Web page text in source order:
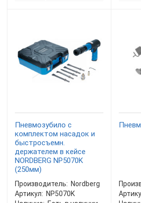
Пневмозубило с
комплектом насадок и
быстросъемн.
держателем в кейсе
NORDBERG NP5070K
(250мм)
Производитель: Nordberg
Артикул: NP5070K